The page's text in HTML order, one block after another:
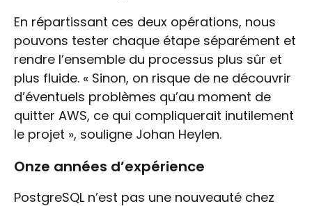
En répartissant ces deux opérations, nous
pouvons tester chaque étape séparément et
rendre l’ensemble du processus plus sûr et
plus fluide. « Sinon, on risque de ne découvrir
d’éventuels problèmes qu’au moment de
quitter AWS, ce qui compliquerait inutilement
le projet », souligne Johan Heylen.
Onze années d’expérience
PostgreSQL n’est pas une nouveauté chez